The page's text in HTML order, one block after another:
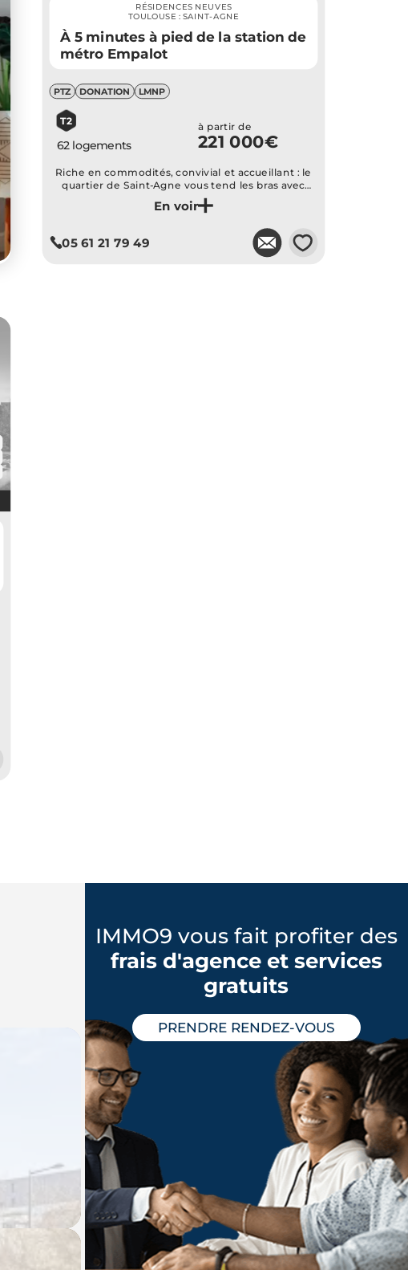
Je découvre ce programme
RÉSIDENCES NEUVES
TOULOUSE : SAINT-AGNE
À 5 minutes à pied de la station de
métro Empalot
PTZ DONATION LMNP
T2
62 logements
à partir de
221 000€
Riche en commodités, convivial et accueillant : le
quartier de Saint-Agne vous tend les bras avec
cette résidence idéalement située entre une
station de métro et l’île du Ramier
05 61 21 79 49 💗
IMMO9 vous fait profiter des
frais d'agence et services
gratuits
PRENDRE RENDEZ-VOUS